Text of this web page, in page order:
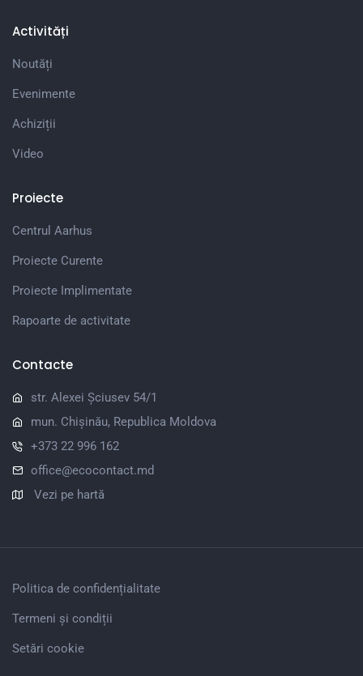
Activități
Noutăți
Evenimente
Achiziții
Video
Proiecte
Centrul Aarhus
Proiecte Curente
Proiecte Implimentate
Rapoarte de activitate
Contacte
str. Alexei Șciusev 54/1
mun. Chișinău, Republica Moldova
+373 22 996 162
office@ecocontact.md
Vezi pe hartă
Politica de confidențialitate
Termeni și condiții
Setări cookie